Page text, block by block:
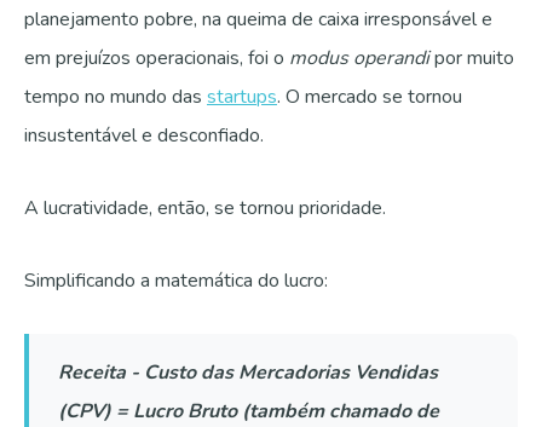
planejamento pobre, na queima de caixa irresponsável e
em prejuízos operacionais, foi o modus operandipor muito
tempo no mundo das startups. O mercado se tornou
insustentável e desconfiado.
A lucratividade, então, se tornou prioridade.
Simplificando a matemática do lucro:
Receita - Custo das Mercadorias Vendidas
(CPV) = Lucro Bruto (também chamado de